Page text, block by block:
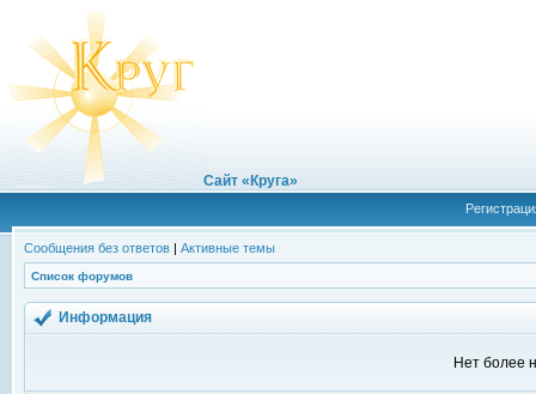
Сайт «Круга»
Сообщения без ответов | Активные темы
Список форумов
Информация
Нет более